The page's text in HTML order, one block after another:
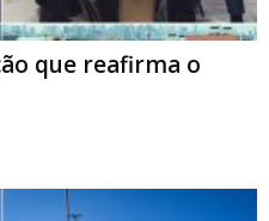
que reafirma o